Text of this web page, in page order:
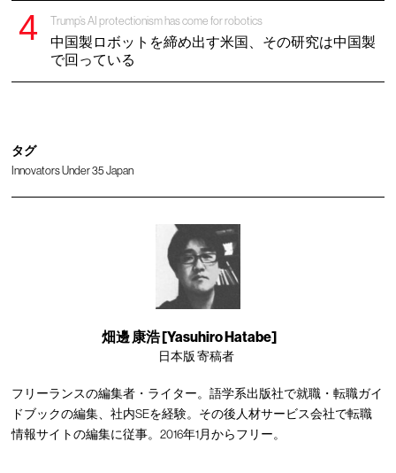
Trump’s AI protectionism has come for robotics
中国製ロボットを締め出す米国、その研究は中国製
で回っている
タグ
Innovators Under 35 Japan
畑邊 康浩 [Yasuhiro Hatabe]
日本版 寄稿者
フリーランスの編集者・ライター。語学系出版社で就職・転職ガイ
ドブックの編集、社内SEを経験。その後人材サービス会社で転職
情報サイトの編集に従事。2016年1月からフリー。